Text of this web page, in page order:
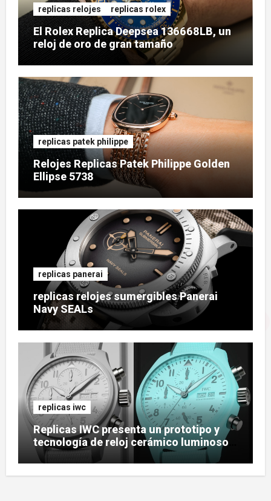
replicas relojes replicas rolex
El Rolex Replica Deepsea 136668LB, un
reloj de oro de gran tamaño
replicas patek philippe
Relojes Replicas Patek Philippe Golden
Ellipse 5738
replicas panerai
replicas relojes sumergibles Panerai
Navy SEALs
replicas iwc
Replicas IWC presenta un prototipo y
tecnología de reloj cerámico luminoso
Ceralume